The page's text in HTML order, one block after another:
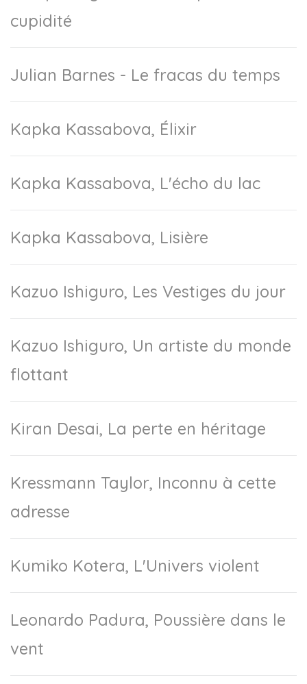
cupidité
Julian Barnes - Le fracas du temps
Kapka Kassabova, Élixir
Kapka Kassabova, L'écho du lac
Kapka Kassabova, Lisière
Kazuo Ishiguro, Les Vestiges du jour
Kazuo Ishiguro, Un artiste du monde
flottant
Kiran Desai, La perte en héritage
Kressmann Taylor, Inconnu à cette
adresse
Kumiko Kotera, L'Univers violent
Leonardo Padura, Poussière dans le
vent